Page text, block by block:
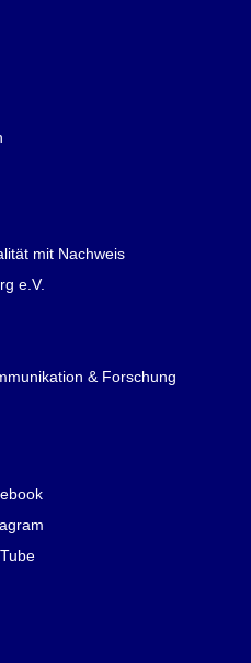
mit Nachweis
e.V.
& Forschung